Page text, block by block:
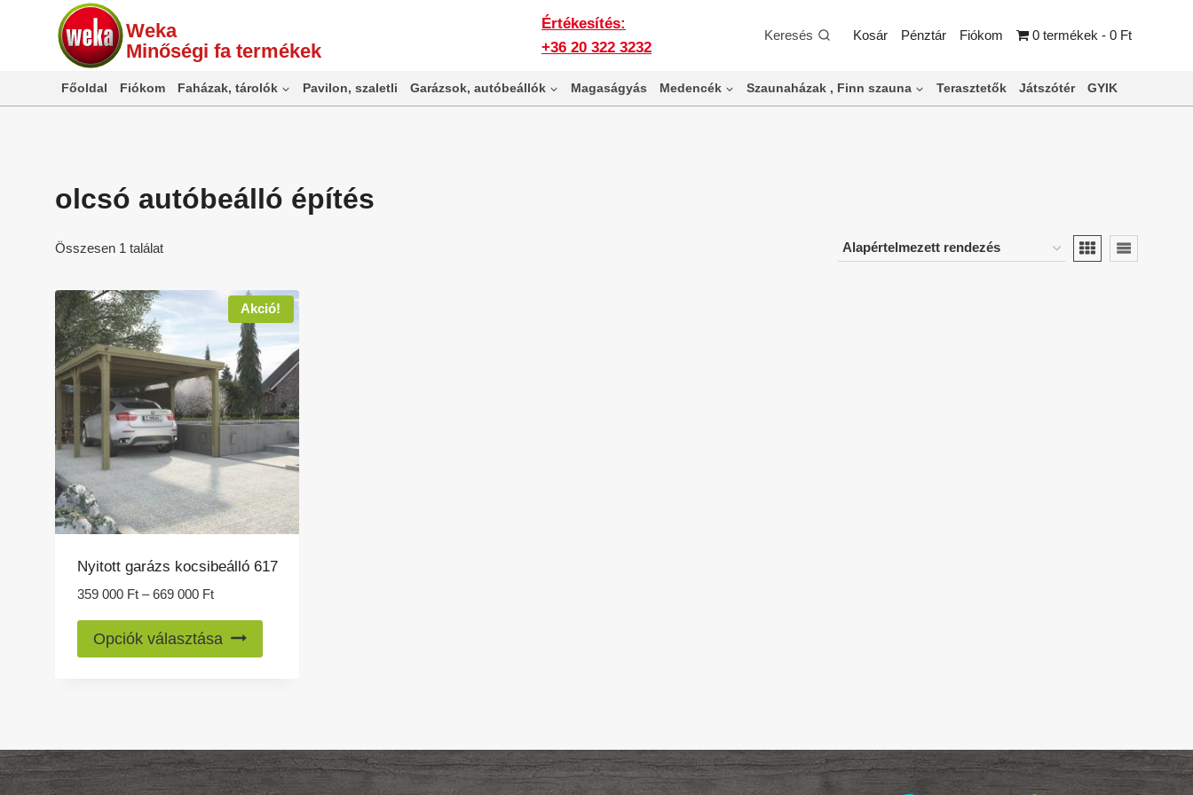
Weka
Minőségi fa termékek
Értékesítés:
+36 20 322 3232
Keresés Kosár Pénztár Fiókom 0 termékek 0 Ft
Főoldal Fiókom Faházak, tárolók Pavilon, szaletli Garázsok, autóbeállók Magaságyás Medencék Szaunaházak , Finn szauna Terasztetők Játszótér GYIK
olcsó autóbeálló építés
Összesen 1 találat
Akció!
Nyitott garázs kocsibeálló 617
359 000 Ft – 669 000 FtÁrtartomány:
000 Ft
-
Opciók választása
a
van.